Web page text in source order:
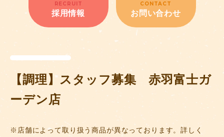
RECRUIT
採用情報
CONTACT
お問い合わせ
【調理】スタッフ募集 赤羽富士ガ
ーデン店
※店舗によって取り扱う商品が異なっております。詳しく